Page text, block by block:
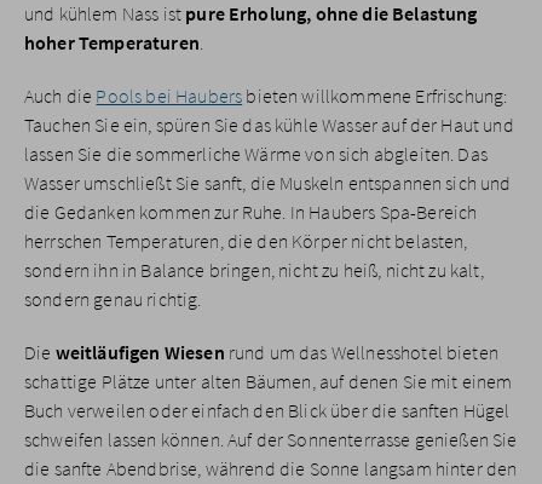
und kühlem Nass ist pure Erholung, ohne die Belastung
hoher Temperaturen.
Auch die Pools bei Haubers bieten willkommene Erfrischung:
Tauchen Sie ein, spüren Sie das kühle Wasser auf der Haut und
lassen Sie die sommerliche Wärme von sich abgleiten. Das
Wasser umschließt Sie sanft, die Muskeln entspannen sich und
die Gedanken kommen zur Ruhe. In Haubers Spa-Bereich
herrschen Temperaturen, die den Körper nicht belasten,
sondern ihn in Balance bringen, nicht zu heiß, nicht zu kalt,
sondern genau richtig.
Die weitläufigen Wiesen rund um das Wellnesshotel bieten
schattige Plätze unter alten Bäumen, auf denen Sie mit einem
Buch verweilen oder einfach den Blick über die sanften Hügel
schweifen lassen können. Auf der Sonnenterrasse genießen Sie
die sanfte Abendbrise, während die Sonne langsam hinter den